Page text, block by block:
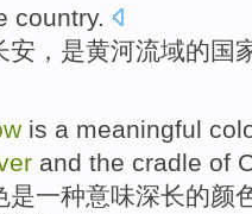
country.
安， 是黄河流域的国
is a meaningful
and the cradle of
是一种意味深长的颜